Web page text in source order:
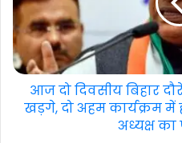
आज दो दिवसीय बिहार
खड़गे, दो अहम कार्यक्रम में
अध्यक्ष